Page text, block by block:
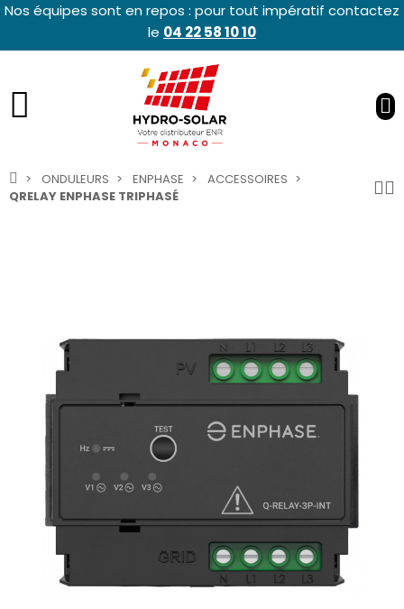
Nos équipes sont en repos : pour tout impératif contactez
le 04 22 58 10 10
ONDULEURS ENPHASE
ACCESSOIRES
QRELAY ENPHASE TRIPHASÉ